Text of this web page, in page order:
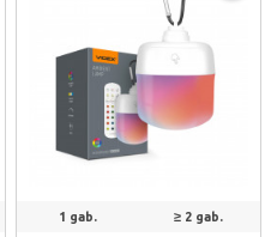
1 gab. ≥ 2 gab.